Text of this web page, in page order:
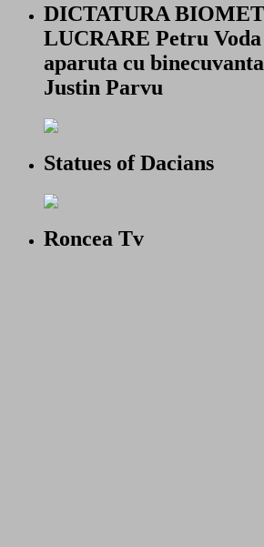
DICTATURA
LUCRARE Petru
aparuta cu
Justin Parvu
Statues of Dacians
Roncea Tv